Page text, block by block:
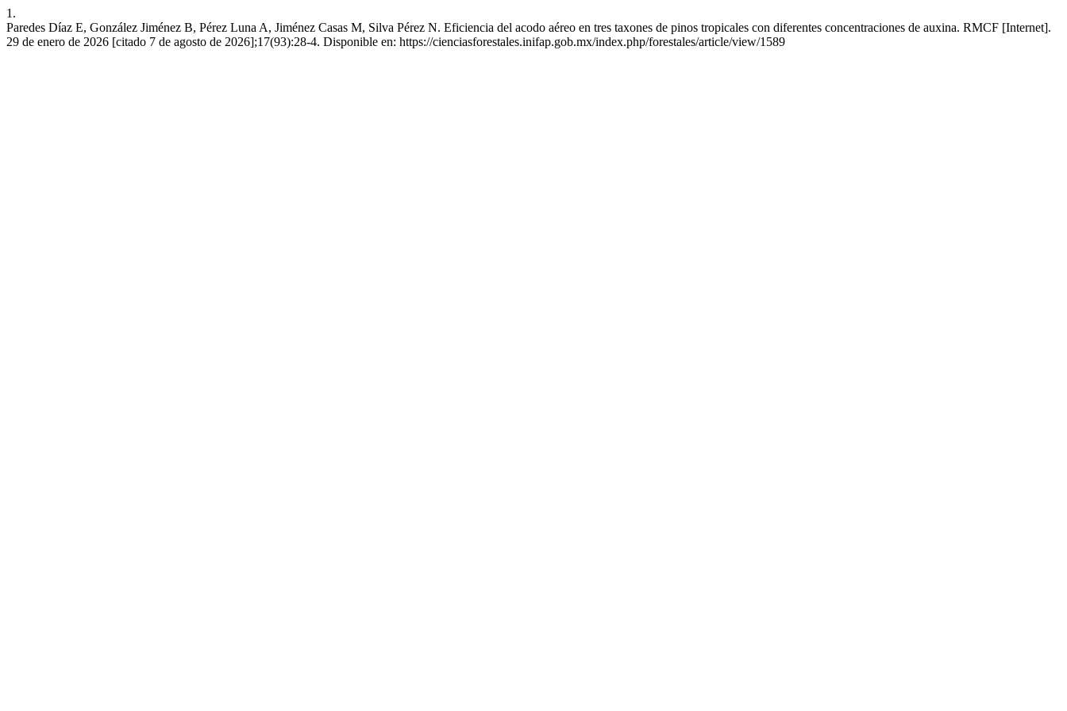
1.
Paredes Díaz E, González Jiménez B, Pérez Luna A, Jiménez Casas M, Silva Pérez N. Eficiencia del acodo aéreo en tres taxones de pinos tropicales con diferentes concentraciones de auxina. RMCF [Internet].
29 de enero de 2026 [citado 7 de agosto de 2026];17(93):28-4. Disponible en: https://cienciasforestales.inifap.gob.mx/index.php/forestales/article/view/1589